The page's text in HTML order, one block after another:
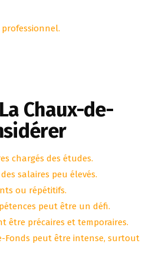
Chaux-de-
chargés des études.
salaires peu élevés.
ou répétitifs.
peut être un défi.
être précaires et temporaires.
Fonds peut être intense, surtout